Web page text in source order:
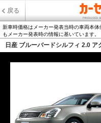
戻る
新車時価格はメーカー発表当時の車両本
もメーカー発表時の情報に基いています。
日産 ブルーバードシルフィ 2.0